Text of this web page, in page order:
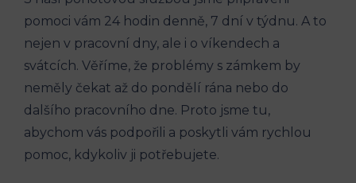
pomoci vám 24 hodin denně, 7 dní v týdnu. A to
nejen v pracovní dny, ale i o víkendech a
svátcích. Věříme, že problémy s zámkem by
neměly čekat až do pondělí rána nebo do
dalšího pracovního dne. Proto jsme tu,
abychom vás podpořili a poskytli vám rychlou
pomoc, kdykoliv ji potřebujete.